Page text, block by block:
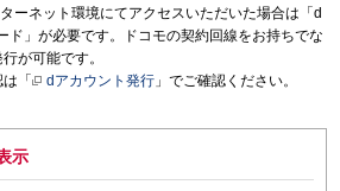
ーネット環境にてアクセスいただいた場合は「d
ド」が必要です。ドコモの契約回線をお持ちでな
が可能です。
「
dアカウント発行 」でご確認ください。
示